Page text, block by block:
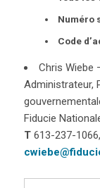
Numéro
Code
Chris Wiebe
Administrateur,
Fiducie
T613-237-